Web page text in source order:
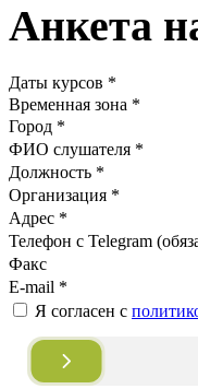
Анкета
Даты курсов *
Временная зона *
Город *
ФИО слушателя *
Должность *
Организация *
Адрес *
Телефон с Telegram
Факс
E-mail *
Я согласен с